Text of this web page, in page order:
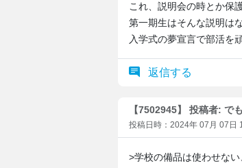
これ、説明会の時とか保
第一期生はそんな説明は
入学式の夢宣言で部活を
返信する
【7502945】 投稿者: でも
投稿日時：2024年 07月 07日
>学校の備品は使わせな